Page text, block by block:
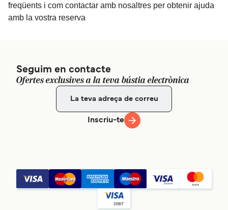
freqüents i com contactar amb nosaltres per obtenir ajuda
amb la vostra reserva
Seguim en contacte
Ofertes exclusives a la teva bústia electrònica
Inscriu-te